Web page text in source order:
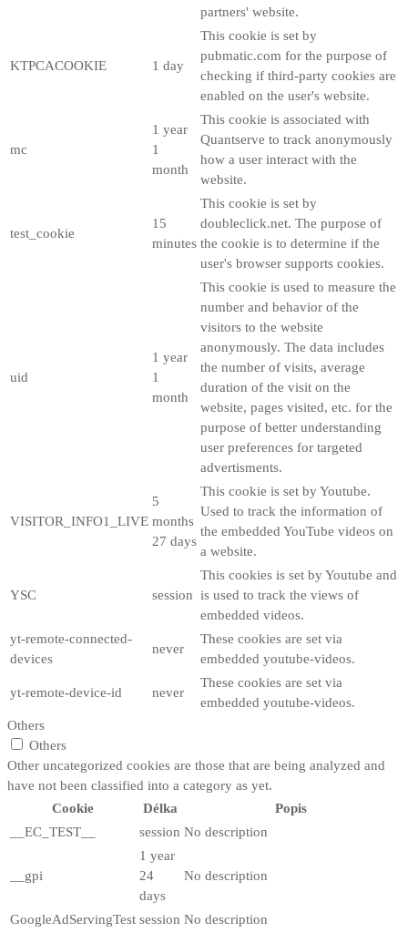
partners' website.
KTPCACOOKIE 1 day
This cookie is set by
pubmatic.com for the purpose of
checking if third-party cookies are
enabled on the user's website.
mc
1 year
1
month
This cookie is associated with
Quantserve to track anonymously
how a user interact with the
website.
test_cookie
15
minutes
This cookie is set by
doubleclick.net. The purpose of
the cookie is to determine if the
user's browser supports cookies.
uid
1 year
1
month
This cookie is used to measure the
number and behavior of the
visitors to the website
anonymously. The data includes
the number of visits, average
duration of the visit on the
website, pages visited, etc. for the
purpose of better understanding
user preferences for targeted
advertisments.
VISITOR_INFO1_LIVE
5
months
27 days
This cookie is set by Youtube.
Used to track the information of
the embedded YouTube videos on
a website.
YSC session
This cookies is set by Youtube and
is used to track the views of
embedded videos.
yt-remote-connected-
devices
never
These cookies are set via
embedded youtube-videos.
yt-remote-device-id never
These cookies are set via
embedded youtube-videos.
Others
Others
Other uncategorized cookies are those that are being analyzed and
have not been classified into a category as yet.
Cookie
Délka
Popis
__EC_TEST__
session No description
__gpi
1 year
24
days
No description
GoogleAdServingTest session No description